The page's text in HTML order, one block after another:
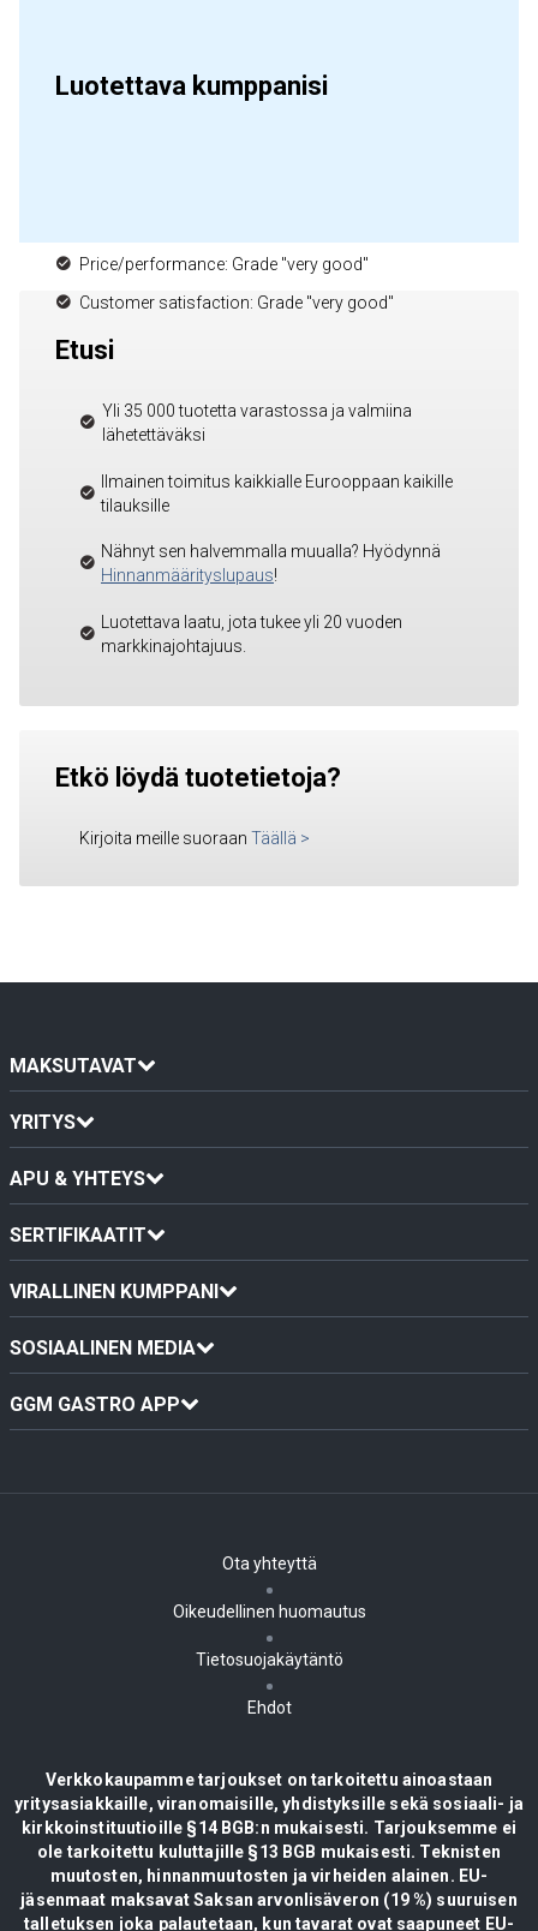
Luotettava kumppanisi
Price/performance: Grade "very good"
Customer satisfaction: Grade "very good"
Etusi
Yli 35 000 tuotetta varastossa ja valmiina
lähetettäväksi
Ilmainen toimitus kaikkialle Eurooppaan kaikille
tilauksille
Nähnyt sen halvemmalla muualla? Hyödynnä
Hinnanmäärityslupaus!
Luotettava laatu, jota tukee yli 20 vuoden
markkinajohtajuus.
Etkö löydä tuotetietoja?
Kirjoita meille suoraan Täällä >
MAKSUTAVAT
YRITYS
APU & YHTEYS
SERTIFIKAATIT
VIRALLINEN KUMPPANI
SOSIAALINEN MEDIA
GGM GASTRO APP
Ota yhteyttä
Oikeudellinen huomautus
Tietosuojakäytäntö
Ehdot
Verkkokaupamme tarjoukset on tarkoitettu ainoastaan
yritysasiakkaille, viranomaisille, yhdistyksille sekä sosiaali- ja
kirkkoinstituutioille §14 BGB:n mukaisesti. Tarjouksemme ei
ole tarkoitettu kuluttajille §13 BGB mukaisesti. Teknisten
muutosten, hinnanmuutosten ja virheiden alainen. EU-
jäsenmaat maksavat Saksan arvonlisäveron (19 %) suuruisen
talletuksen joka palautetaan, kun tavarat ovat saapuneet EU-